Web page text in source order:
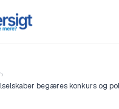
›
begæres konkurs og